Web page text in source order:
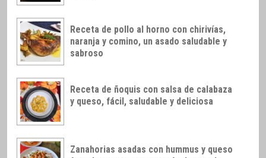
Receta de pollo al horno con chirivías,
naranja y comino, un asado saludable y
sabroso
Receta de ñoquis con salsa de calabaza
y queso, fácil, saludable y deliciosa
Zanahorias asadas con hummus y queso